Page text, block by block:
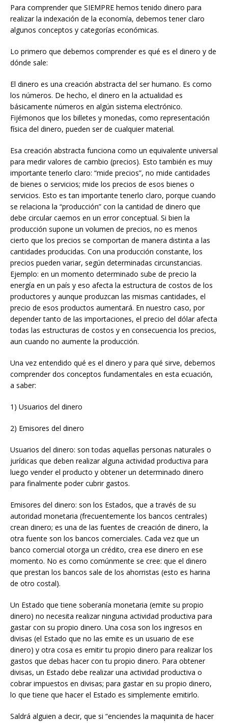
Para comprender que SIEMPRE hemos tenido dinero para
realizar la indexación de la economía, debemos tener claro
algunos conceptos y categorías económicas.
Lo primero que debemos comprender es qué es el dinero y de
dónde sale:
El dinero es una creación abstracta del ser humano. Es como
los números. De hecho, el dinero en la actualidad es
básicamente números en algún sistema electrónico.
Fijémonos que los billetes y monedas, como representación
física del dinero, pueden ser de cualquier material.
Esa creación abstracta funciona como un equivalente universal
para medir valores de cambio (precios). Esto también es muy
importante tenerlo claro: “mide precios”, no mide cantidades
de bienes o servicios; mide los precios de esos bienes o
servicios. Esto es tan importante tenerlo claro, porque cuando
se relaciona la “producción” con la cantidad de dinero que
debe circular caemos en un error conceptual. Si bien la
producción supone un volumen de precios, no es menos
cierto que los precios se comportan de manera distinta a las
cantidades producidas. Con una producción constante, los
precios pueden variar, según determinadas circunstancias.
Ejemplo: en un momento determinado sube de precio la
energía en un país y eso afecta la estructura de costos de los
productores y aunque produzcan las mismas cantidades, el
precio de esos productos aumentará. En nuestro caso, por
depender tanto de las importaciones, el precio del dólar afecta
todas las estructuras de costos y en consecuencia los precios,
aun cuando no aumente la producción.
Una vez entendido qué es el dinero y para qué sirve, debemos
comprender dos conceptos fundamentales en esta ecuación,
a saber:
1) Usuarios del dinero
2) Emisores del dinero
Usuarios del dinero: son todas aquellas personas naturales o
jurídicas que deben realizar alguna actividad productiva para
luego vender el producto y obtener un determinado dinero
para finalmente poder cubrir gastos.
Emisores del dinero: son los Estados, que a través de su
autoridad monetaria (frecuentemente los bancos centrales)
crean dinero; es una de las fuentes de creación de dinero, la
otra fuente son los bancos comerciales. Cada vez que un
banco comercial otorga un crédito, crea ese dinero en ese
momento. No es como comúnmente se cree: que el dinero
que prestan los bancos sale de los ahorristas (esto es harina
de otro costal).
Un Estado que tiene soberanía monetaria (emite su propio
dinero) no necesita realizar ninguna actividad productiva para
gastar con su propio dinero. Una cosa son los ingresos en
divisas (el Estado que no las emite es un usuario de ese
dinero) y otra cosa es emitir tu propio dinero para realizar los
gastos que debas hacer con tu propio dinero. Para obtener
divisas, un Estado debe realizar una actividad productiva o
cobrar impuestos en divisas; para gastar en su propio dinero,
lo que tiene que hacer el Estado es simplemente emitirlo.
Saldrá alguien a decir, que si “enciendes la maquinita de hacer